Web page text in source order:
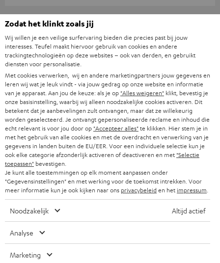
Inhoud levering
ULTIMA 20 Kombo
1 × CD-Receiver KB 43 CR 19 – Zwart
1 × Afstandsbediening voor KB 43 CR 19 – Zwart
2 × Luidsprekerkabel 3m, 1mm² voor KB 43 CR 19
1 × DAB-/FM-antenne voor cd-receiver KB 43 CR 19
2 × AAA-batterij
1 × Paar boekenplankspeaker UL 20 Mk3 18 – Wit
2 × Rode rubberen voetjes (4 stuk) UL 20/40 Mk3 18
2 × Boekenplankspeaker UL 20 Mk3 18 (stuk) – Wit
2 × Cover van textiel UL 20 Mk3 18 – Zwart
Zodat het klinkt zoals jij
Wij willen je een veilige surfervaring bieden die precies past bij jouw
interesses. Teufel maakt hiervoor gebruik van cookies en andere
trackingtechnologieën op deze websites – ook van derden, en gebruikt
diensten voor personalisatie.
Met cookies verwerken, wij en andere marketingpartners jouw gegevens en
leren wij wat je leuk vindt - via jouw gedrag op onze website en informatie
van je apparaat. Aan jou de keuze: als je op "Alles weigeren" klikt, bevestig je
onze basisinstelling, waarbij wij alleen noodzakelijke cookies activeren. Dit
betekent dat je aanbevelingen zult ontvangen, maar dat ze willekeurig
worden geselecteerd. Je ontvangt gepersonaliseerde reclame en inhoud die
echt relevant is voor jou door op "Accepteer alles"te klikken. Hier stem je in
met het gebruik van alle cookies en met de overdracht en verwerking van je
gegevens in landen buiten de EU/EER. Voor een individuele selectie kun je
ook elke categorie afzonderlijk activeren of deactiveren en met "Selectie
toepassen" bevestigen.
Je kunt alle toestemmingen op elk moment aanpassen onder
"Gegevensinstellingen" en met werking voor de toekomst intrekken. Voor
meer informatie kun je ook kijken naar ons privacybeleiden het impressum
Noodzakelijk Altijd actief
Analyse
Marketing